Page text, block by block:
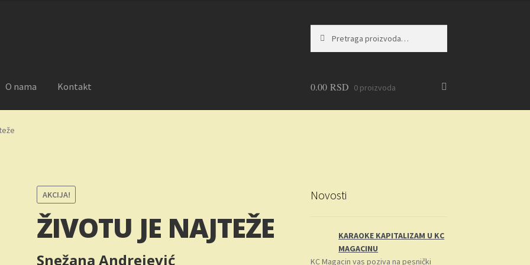
O nama Kontakt 0.00 RSD 0 proizvoda
AKCIJA!
ŽIVOTU JE NAJTEŽE
Snežana Andrejević
Novosti
KARAOKE KAPITALIZAM U KC
MAGACINU
KC Magacin vas poziva na pesnički